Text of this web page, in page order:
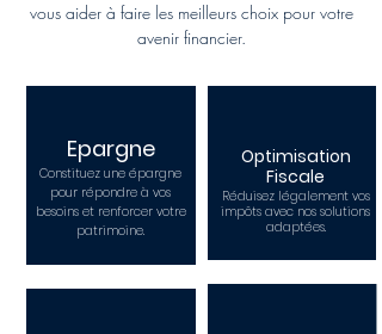
vous aider à faire les meilleurs choix pour votre
avenir financier.
Epargne
Constituez une épargne
pour répondre à vos
besoins et renforcer votre
patrimoine.
Optimisation
Fiscale
Réduisez légalement vos
impôts avec nos solutions
adaptées.